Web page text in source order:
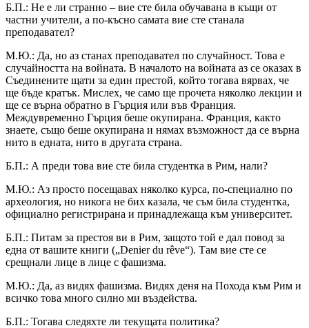
Б.П.: Не е ли странно – вие сте била обучавана в къщи от
частни учители, а по-късно самата вие сте станала
преподавател?
М.Ю.: Да, но аз станах преподавател по случайност. Това е
случайността на войната. В началото на войната аз се оказах в
Съединените щати за един престой, който тогава вярвах, че
ще бъде кратък. Мислех, че само ще прочета няколко лекции и
ще се върна обратно в Гърция или във Франция.
Междувременно Гърция беше окупирана. Франция, както
знаете, също беше окупирана и нямах възможност да се върна
нито в едната, нито в другата страна.
Б.П.: А преди това вие сте била студентка в Рим, нали?
М.Ю.: Аз просто посещавах няколко курса, по-специално по
археология, но никога не бих казала, че съм била студентка,
официално регистрирана и принадлежаща към университет.
Б.П.: Питам за престоя ви в Рим, защото той е дал повод за
една от вашите книги („Denier du rêve“). Там вие сте се
срещнали лице в лице с фашизма.
М.Ю.: Да, аз видях фашизма. Видях деня на Похода към Рим и
всичко това много силно ми въздейства.
Б.П.: Тогава следяхте ли текущата политика?